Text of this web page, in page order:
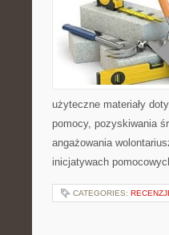
użyteczne materiały
pomocy, pozyskiwania
angażowania
inicjatywach
CATEGORIES: